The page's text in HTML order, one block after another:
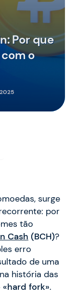
Por que
o
surge
por
tão
Cash (BCH)?
erro
de uma
história das
«hard fork».